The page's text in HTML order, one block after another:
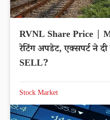
RVNL Share Price |
रेटिंग अपडेट, एक्सपर्ट ने
SELL?
Stock Market